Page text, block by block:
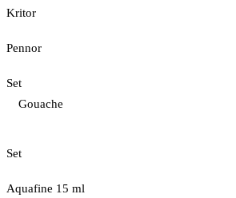
Kritor
Pennor
Set
Gouache
Set
Aquafine 15 ml